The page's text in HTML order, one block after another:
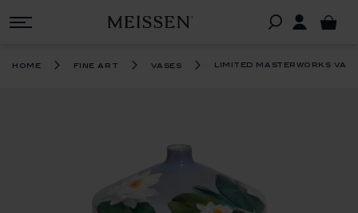
home fine art vases limited masterworks